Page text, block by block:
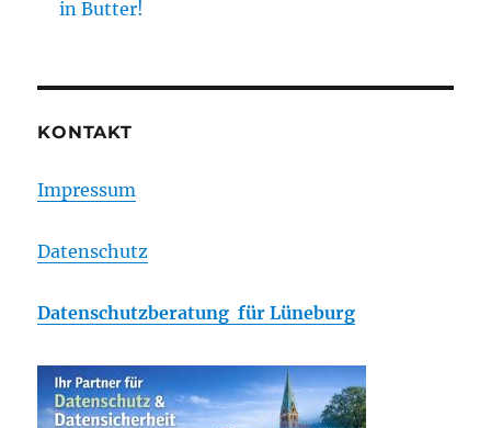
in Butter!
KONTAKT
Impressum
Datenschutz
Datenschutzberatung für Lüneburg